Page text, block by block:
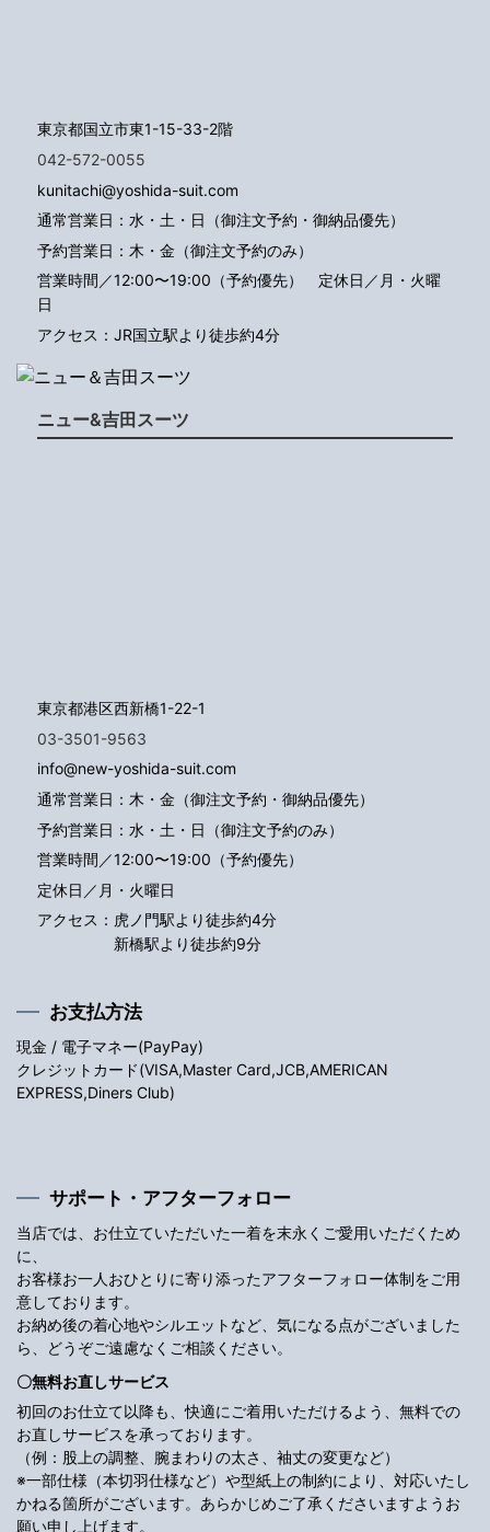
東京都国立市東1-15-33-2階
042-572-0055
kunitachi@yoshida-suit.com
通常営業日：水・土・日（御注文予約・御納品優先）
予約営業日：木・金（御注文予約のみ）
営業時間／12:00〜19:00（予約優先） 定休日／月・火曜
日
アクセス：JR国立駅より徒歩約4分
ニュー&吉田スーツ
東京都港区西新橋1-22-1
03-3501-9563
info@new-yoshida-suit.com
通常営業日：木・金（御注文予約・御納品優先）
予約営業日：水・土・日（御注文予約のみ）
営業時間／12:00〜19:00（予約優先）
定休日／月・火曜日
アクセス： 虎ノ門駅より徒歩約4分
新橋駅より徒歩約9分
お支払方法
現金 / 電子マネー(PayPay)
クレジットカード(VISA,Master Card,JCB,AMERICAN
EXPRESS,Diners Club)
サポート・アフターフォロー
当店では、お仕立ていただいた一着を末永くご愛用いただくため
に、
お客様お一人おひとりに寄り添ったアフターフォロー体制をご用
意しております。
お納め後の着心地やシルエットなど、気になる点がございました
ら、どうぞご遠慮なくご相談ください。
〇無料お直しサービス
初回のお仕立て以降も、快適にご着用いただけるよう、無料での
お直しサービスを承っております。
（例：股上の調整、腕まわりの太さ、袖丈の変更など）
※一部仕様（本切羽仕様など）や型紙上の制約により、対応いたし
かねる箇所がございます。あらかじめご了承くださいますようお
願い申し上げます。